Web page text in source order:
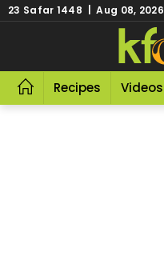
23 Safar 1448 | Aug 08, 2026
Recipes Videos